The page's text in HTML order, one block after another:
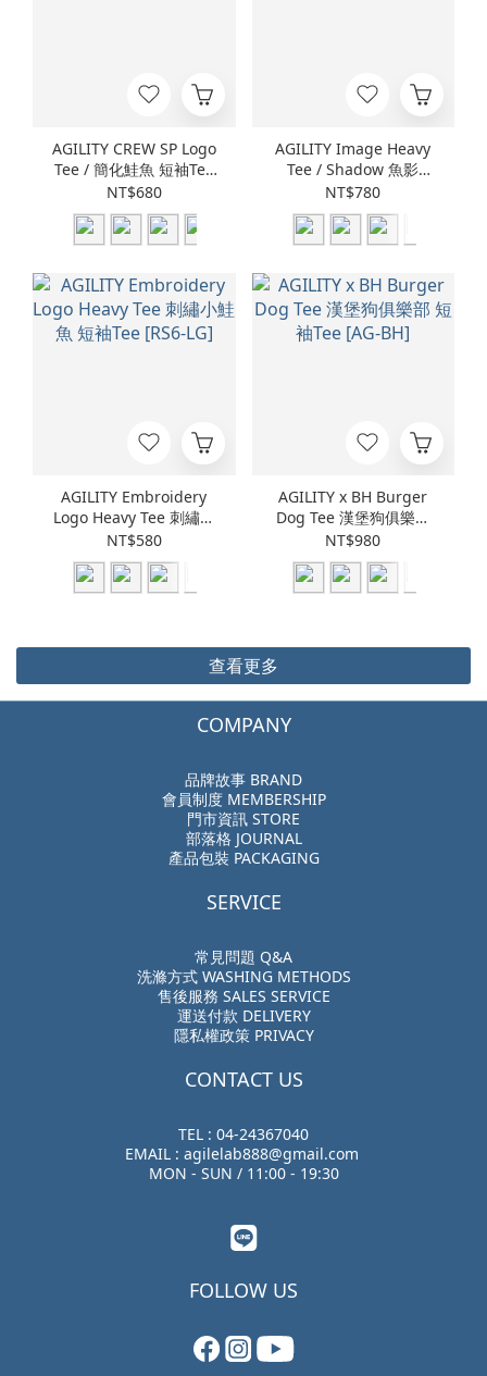
AGILITY CREW SP Logo
Tee / 簡化鮭魚 短袖Tee
[SPT-A]
NT$680
AGILITY Image Heavy
Tee / Shadow 魚影
[RS0-SW]
NT$780
AGILITY Embroidery
Logo Heavy Tee 刺繡小
鮭魚 短袖Tee [RS6-LG]
NT$580
AGILITY x BH Burger
Dog Tee 漢堡狗俱樂部
短袖Tee [AG-BH]
NT$980
查看更多
COMPANY
品牌故事 BRAND
會員制度 MEMBERSHIP
門市資訊 STORE
部落格 JOURNAL
產品包裝 PACKAGING
SERVICE
常見問題 Q&A
洗滌方式 WASHING METHODS
售後服務 SALES SERVICE
運送付款 DELIVERY
隱私權政策 PRIVACY
CONTACT US
TEL : 04-24367040
EMAIL : agilelab888@gmail.com
MON - SUN / 11:00 - 19:30
FOLLOW US